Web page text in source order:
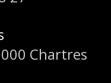
Chartres